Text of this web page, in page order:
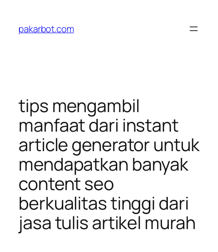
content
pakarbot.com
tips mengambil
manfaat dari instant
article generator untuk
mendapatkan banyak
content seo
berkualitas tinggi dari
jasa tulis artikel murah